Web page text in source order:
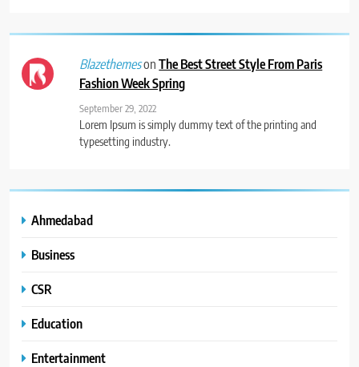
BlazethemesonThe Best Street Style From Paris
Fashion Week Spring
September 29, 2022
Lorem Ipsum is simply dummy text of the printing and
typesetting industry.
Ahmedabad
Business
CSR
Education
Entertainment